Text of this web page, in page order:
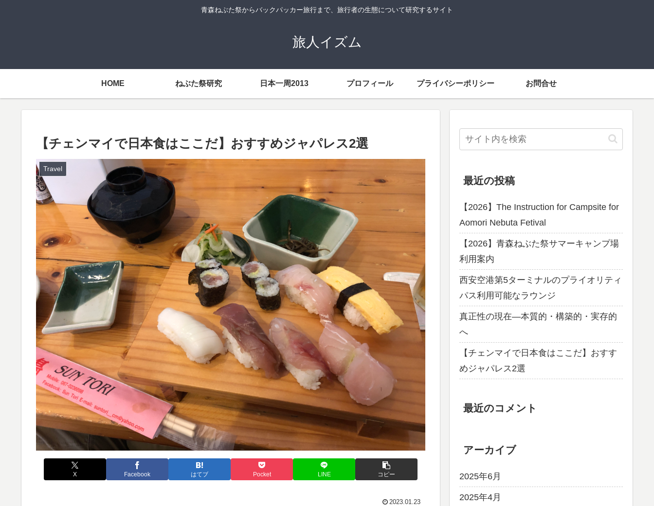
青森ねぶた祭からバックパッカー旅行まで、旅行者の生態について研究するサイト
旅人イズム
HOME ねぶた祭研究 日本一周2013 プロフィール プライバシーポリシー お問合せ
【チェンマイで日本食はここだ】おすすめジャパレス2選
Travel
X Facebook はてブ Pocket LINE コピー
2023.01.23
最近の投稿
【2026】The Instruction for Campsite for
Aomori Nebuta Fetival
【2026】青森ねぶた祭サマーキャンプ場
利用案内
西安空港第5ターミナルのプライオリティ
パス利用可能なラウンジ
真正性の現在―本質的・構築的・実存的
へ
【チェンマイで日本食はここだ】おすす
めジャパレス2選
最近のコメント
アーカイブ
2025年6月
2025年4月